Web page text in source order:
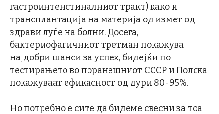
гастроинтенстиналниот тракт) како и
трансплантација на материја од измет од
здрави луѓе на болни. Досега,
бактериофагичниот третман покажува
најдобри шанси за успех, бидејќи по
тестирањето во поранешниот СССР и Полска
покажуваат ефикасност од дури 80-95%.
Но потребно е сите да бидеме свесни за тоа